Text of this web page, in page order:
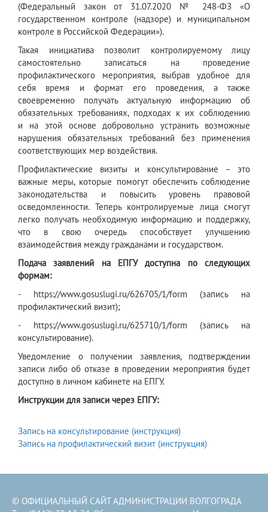
(Федеральный закон от 31.07.2020 № 248-ФЗ «О
государственном контроле (надзоре) и муниципальном
контроле в Российской Федерации»).
Такая инициатива позволит контролируемому лицу
самостоятельно записаться на проведение
профилактического мероприятия, выбрав удобное для
себя время и формат его проведения, а также
своевременно получать актуальную информацию об
обязательных требованиях, подходах к их соблюдению
и на этой основе добровольно устранить возможные
нарушения обязательных требований без применения
соответствующих мер воздействия.
Профилактические визиты и консультирование – это
важные меры, которые помогут обеспечить соблюдение
законодательства и повысить уровень правовой
осведомленности. Теперь контролируемые лица смогут
легко получать необходимую информацию и поддержку,
что в свою очередь способствует улучшению
взаимодействия между гражданами и государством.
Подача заявлений на ЕПГУ доступна по следующих
формам:
- https://www.gosuslugi.ru/626705/1/form (запись на
профилактический визит);
- https://www.gosuslugi.ru/625710/1/form (запись на
консультирование).
Уведомление о получении заявления, подтверждении
записи либо об отказе в проведении мероприятия будет
доступно в личном кабинете на ЕПГУ.
Инструкции для записи через ЕПГУ:
Запись на консультирование (инструкция)
Запись на профилактический визит (инструкция)
© ОФИЦИАЛЬНЫЙ САЙТ АДМИНИСТРАЦИИ ВОЛГОГРАДА